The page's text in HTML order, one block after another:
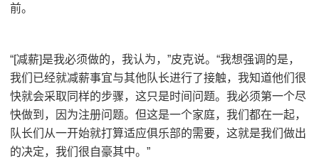
前。
“[减薪]是我必须做的，我认为，”皮克说。“我想强调的是，
我们已经就减薪事宜与其他队长进行了接触，我知道他们很
快就会采取同样的步骤，这只是时间问题。我必须第一个尽
快做到，因为注册问题。但这是一个家庭，我们都在一起，
队长们从一开始就打算适应俱乐部的需要，这就是我们做出
的决定，我们很自豪其中。”